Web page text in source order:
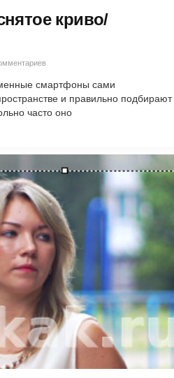
криво/
смартфоны сами
и правильно подбирают
часто оно